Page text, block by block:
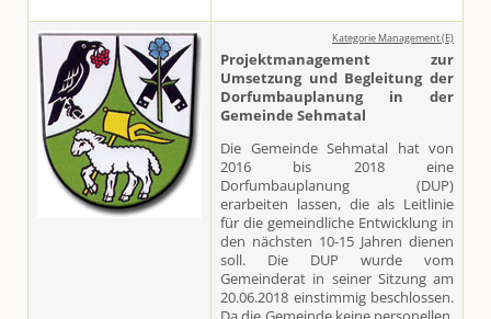
Kategorie Management (E)
Projektmanagement zur
Umsetzung und Begleitung der
Dorfumbauplanung in der
Gemeinde Sehmatal
Die Gemeinde Sehmatal hat von
2016 bis 2018 eine
Dorfumbauplanung (DUP)
erarbeiten lassen, die als Leitlinie
für die gemeindliche Entwicklung in
den nächsten 10-15 Jahren dienen
soll. Die DUP wurde vom
Gemeinderat in seiner Sitzung am
20.06.2018 einstimmig beschlossen.